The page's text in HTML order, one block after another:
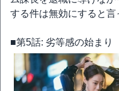
する件は無効にすると言
■第5話: 劣等感の始まり